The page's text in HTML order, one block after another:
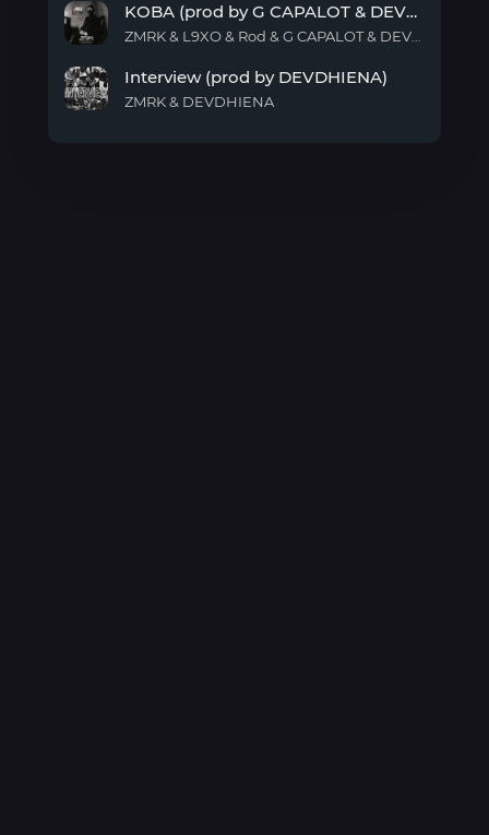
на
ручки
(prod
by G
KOBA (prod by G CAPALOT & DEVDHIENA)
Interview (prod by DEVDHIENA)
ZMRK & DEVDHIENA